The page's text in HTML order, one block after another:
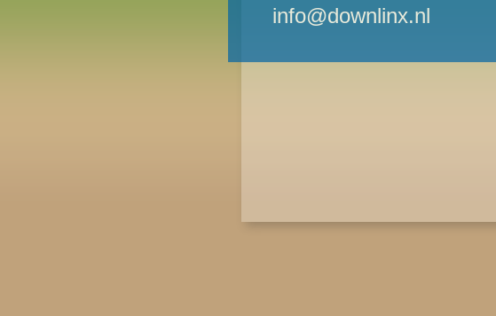
info@downlinx.nl